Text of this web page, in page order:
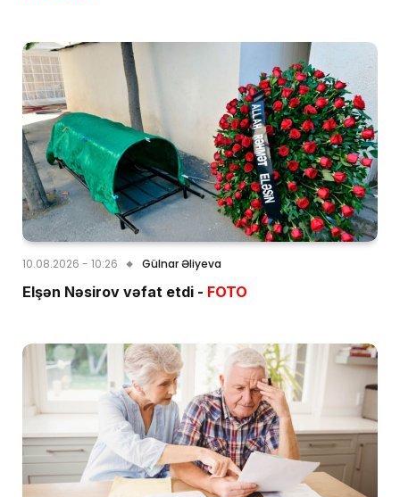
10.08.2026 - 10:26 Gülnar Əliyeva
Elşən Nəsirov vəfat etdi - FOTO